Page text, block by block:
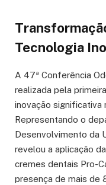
Tecnologia
A 47ª Conferência
realizada pela
inovação significativa
Representando o
Desenvolvimento da
revelou a aplicação
cremes dentais Pro-
presença de mais de